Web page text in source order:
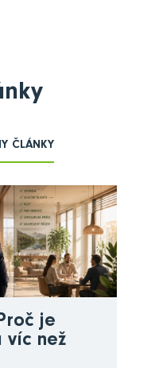
ČLÁNKY
je
víc než